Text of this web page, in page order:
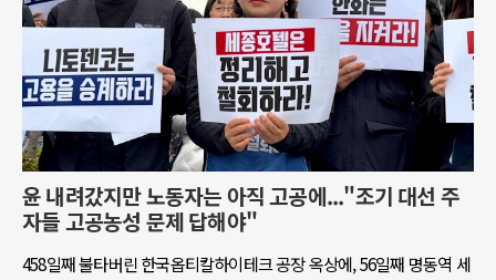
윤 내려갔지만 노동자는 아직 고공에..."조기 대선 주
자들 고공농성 문제 답해야"
458일째 불타버린 한국옵티칼하이테크 공장 옥상에, 56일째 명동역 세